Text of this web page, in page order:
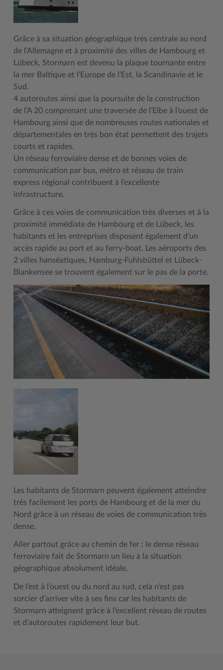
Geodatenportale (Kreiskarte)
Kontakt / Öffnungszeiten
Lebenslagen
Leistungen
Lexikon
Publikationen
Wo Sie uns finden
Wunsch-Kennzeichen ↗
Zuständigkeitsfinder SH ↗
Fotoarchiv
Klimaanpassungskonzept
Kreistag Sitzungskalender
Lokales Wetter
Newsletter
Pressemeldungen
Social Media
Stellenangebote
Stormarninfo
Ukrainehilfe
Woche der Seelischen Gesundheit
#MeinStormarn
Kreispräsident
Kreistag Sitzungskalender
Kreisverwaltung
Landrat
Sonderbereiche
Stabsbereiche
Städte und Gemeinden
Wahlen im Kreis
Wappen und Geschichte
Was ist ein Kreis?
Zahlen, Daten, Fakten
Offene Stellen
Weiterbildung beim Kreis Stormarn
Wen wir suchen
Klimaschutz beim Kreis Stormarn
Stormarner Bündnis für bezahlbares Wohnen
Wirtschafts- und Aufbaugesellschaft Stormarn
Zahlen, Daten, Fakten
Kulturelle Einrichtungen
Naturschutzgebiete
Radwandern
Storchenhorste
Lieblingsplätze in der Metropolregion
Termine und Veranstaltungen
Tourismus
Umlandscout Hamburg
Vereine und Gruppen
Grâce à sa situation géographique très centrale au nord
de l’Allemagne et à proximité des villes de Hambourg et
Lübeck, Stormarn est devenu la plaque tournante entre
la mer Baltique et l’Europe de l’Est, la Scandinavie et le
Sud.
4 autoroutes ainsi que la poursuite de la construction
de l’A 20 comprenant une traversée de l’Elbe à l’ouest de
Hambourg ainsi que de nombreuses routes nationales et
départementales en très bon état permettent des trajets
courts et rapides.
Un réseau ferroviaire dense et de bonnes voies de
communication par bus, métro et réseau de train
express régional contribuent à l’excellente
infrastructure.
Grâce à ces voies de communication très diverses et à la
proximité immédiate de Hambourg et de Lübeck, les
habitants et les entreprises disposent également d’un
accès rapide au port et au ferry-boat. Les aéroports des
2 villes hanséatiques, Hamburg-Fuhlsbüttel et Lübeck-
Blankensee se trouvent également sur le pas de la porte.
Les habitants de Stormarn peuvent également atteindre
très facilement les ports de Hambourg et de la mer du
Nord grâce à un réseau de voies de communication très
dense.
Aller partout grâce au chemin de fer : le dense réseau
ferroviaire fait de Stormarn un lieu à la situation
géographique absolument idéale.
De l’est à l’ouest ou du nord au sud, cela n’est pas
sorcier d’arriver vite à ses fins car les habitants de
Stormarn atteignent grâce à l’excellent réseau de routes
et d’autoroutes rapidement leur but.